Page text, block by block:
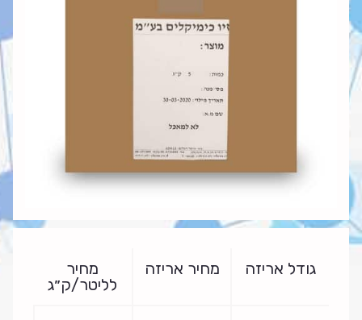
גודל אריזה מחיר אריזה
מחיר
לליטר/ק״ג